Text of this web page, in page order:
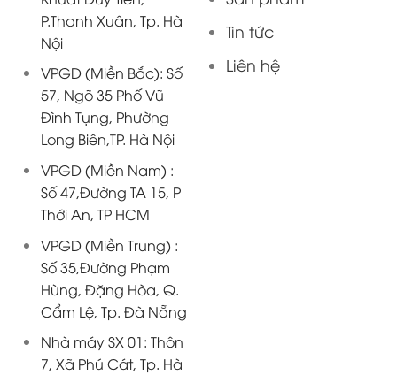
P.Thanh Xuân, Tp. Hà
Nội
VPGD (Miền Bắc): Số
57, Ngõ 35 Phố Vũ
Đình Tụng, Phường
Long Biên,TP. Hà Nội
VPGD (Miền Nam) :
Số 47,Đường TA 15, P
Thới An, TP HCM
VPGD (Miền Trung) :
Số 35,Đường Phạm
Hùng, Đặng Hòa, Q.
Cẩm Lệ, Tp. Đà Nẵng
Nhà máy SX 01: Thôn
7, Xã Phú Cát, Tp. Hà
Tin tức
Liên hệ